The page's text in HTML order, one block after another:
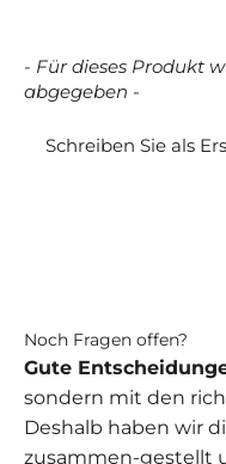
- Für dieses Produkt
abgegeben -
Schreiben Sie als
New content loaded
Noch Fragen offen?
Gute
sondern mit den
Deshalb haben wir
zusammen-gestellt